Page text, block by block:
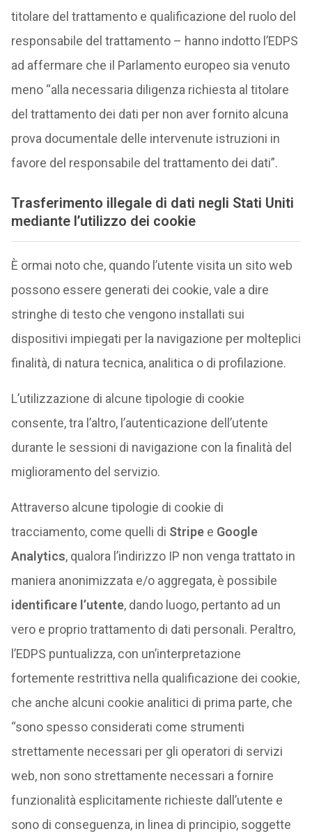
titolare del trattamento e qualificazione del ruolo del
responsabile del trattamento – hanno indotto l’EDPS
ad affermare che il Parlamento europeo sia venuto
meno “alla necessaria diligenza richiesta al titolare
del trattamento dei dati per non aver fornito alcuna
prova documentale delle intervenute istruzioni in
favore del responsabile del trattamento dei dati”.
Trasferimento illegale di dati negli Stati Uniti
mediante l’utilizzo dei cookie
È ormai noto che, quando l’utente visita un sito web
possono essere generati dei cookie, vale a dire
stringhe di testo che vengono installati sui
dispositivi impiegati per la navigazione per molteplici
finalità, di natura tecnica, analitica o di profilazione.
L’utilizzazione di alcune tipologie di cookie
consente, tra l’altro, l’autenticazione dell’utente
durante le sessioni di navigazione con la finalità del
miglioramento del servizio.
Attraverso alcune tipologie di cookie di
tracciamento, come quelli di Stripee Google
Analytics, qualora l’indirizzo IP non venga trattato in
maniera anonimizzata e/o aggregata, è possibile
identificare l’utente, dando luogo, pertanto ad un
vero e proprio trattamento di dati personali. Peraltro,
l’EDPS puntualizza, con un’interpretazione
fortemente restrittiva nella qualificazione dei cookie,
che anche alcuni cookie analitici di prima parte, che
“sono spesso considerati come strumenti
strettamente necessari per gli operatori di servizi
web, non sono strettamente necessari a fornire
funzionalità esplicitamente richieste dall’utente e
sono di conseguenza, in linea di principio, soggette